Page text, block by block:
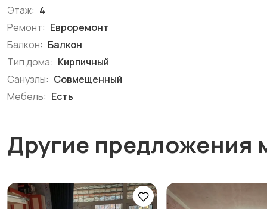
Этаж: 4
Ремонт: Евроремонт
Балкон: Балкон
Тип дома: Кирпичный
Санузлы: Совмещенный
Мебель: Есть
Другие предложения